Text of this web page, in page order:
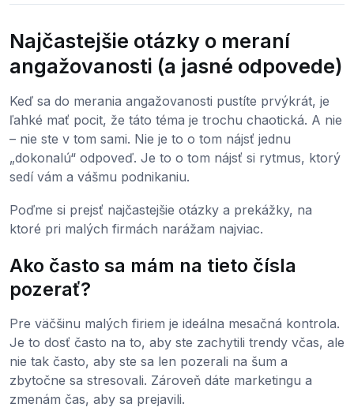
Najčastejšie otázky o meraní
angažovanosti (a jasné odpovede)
Keď sa do merania angažovanosti pustíte prvýkrát, je
ľahké mať pocit, že táto téma je trochu chaotická. A nie
– nie ste v tom sami. Nie je to o tom nájsť jednu
„dokonalú“ odpoveď. Je to o tom nájsť si rytmus, ktorý
sedí vám a vášmu podnikaniu.
Poďme si prejsť najčastejšie otázky a prekážky, na
ktoré pri malých firmách narážam najviac.
Ako často sa mám na tieto čísla
pozerať?
Pre väčšinu malých firiem je ideálna mesačná kontrola.
Je to dosť často na to, aby ste zachytili trendy včas, ale
nie tak často, aby ste sa len pozerali na šum a
zbytočne sa stresovali. Zároveň dáte marketingu a
zmenám čas, aby sa prejavili.